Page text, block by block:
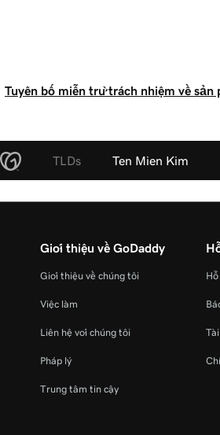
Tuyên bố miễn trừ trách nhiệm về sản
TLDs Ten Mien Kim
Giới thiệu về GoDaddy
Giới thiệu về chúng tôi
Việc làm
Liên hệ với chúng tôi
Pháp lý
Trung tâm tin cậy